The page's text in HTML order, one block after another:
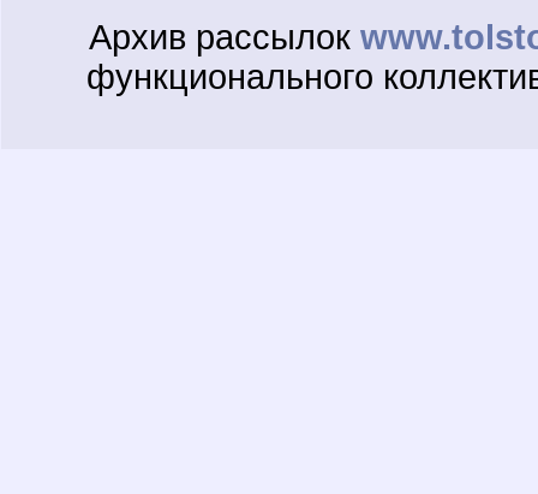
Архив рассылок
функционального